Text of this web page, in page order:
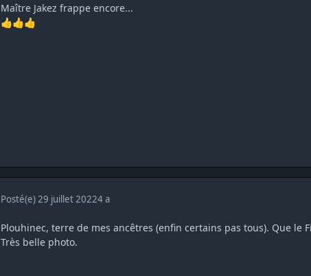
Maître Jakez frappe encore...
👍👍👍
Posté(e)29 juillet 20224 a
Plouhinec, terre de mes ancêtres (enfin certains pas tous). Que le
Très belle photo.